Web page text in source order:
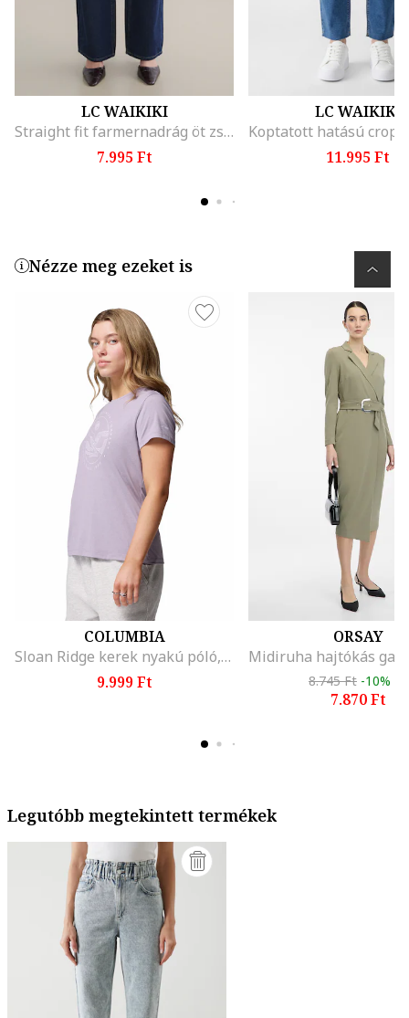
LC WAIKIKI
Straight fit farmernadrág öt zsebbel, Sötétkék
7.995 Ft
LC WAIKIKI
11.995 Ft
Nézze meg ezeket is
COLUMBIA
Sloan Ridge kerek nyakú póló, Halánylila
9.999 Ft
ORSAY
8.745 Ft -10%
7.870 Ft
Legutóbb megtekintett termékek